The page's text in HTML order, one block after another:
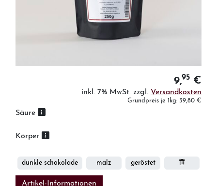
9,95 €
inkl. 7% MwSt. zzgl. Versandkosten
Grundpreis je 1kg: 39,80 €
Säure
Körper
dunkle schokolade malz geröstet
Artikel-Informationen